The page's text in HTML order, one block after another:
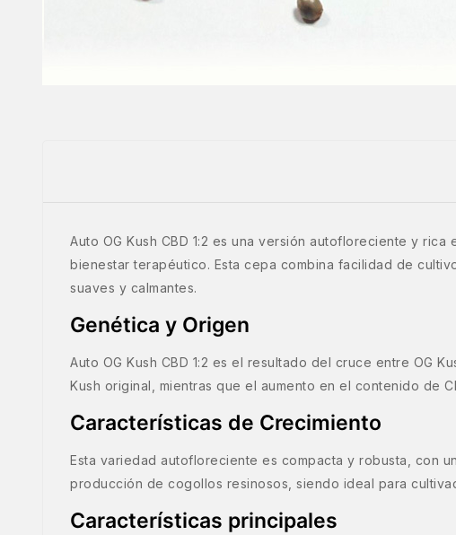
Auto OG Kush CBD 1:2 es una versión autofloreciente y
bienestar terapéutico. Esta cepa combina facilidad de
suaves y calmantes.
Genética y Origen
Auto OG Kush CBD 1:2 es el resultado del cruce entre OG
Kush original, mientras que el aumento en el contenido de
Características de Crecimiento
Esta variedad autofloreciente es compacta y robusta, con
producción de cogollos resinosos, siendo ideal para
Características principales